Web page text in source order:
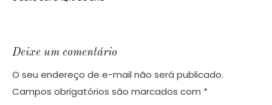
Deixe um comentário
O seu endereço de e-mail não será publicado.
Campos obrigatórios são marcados com *